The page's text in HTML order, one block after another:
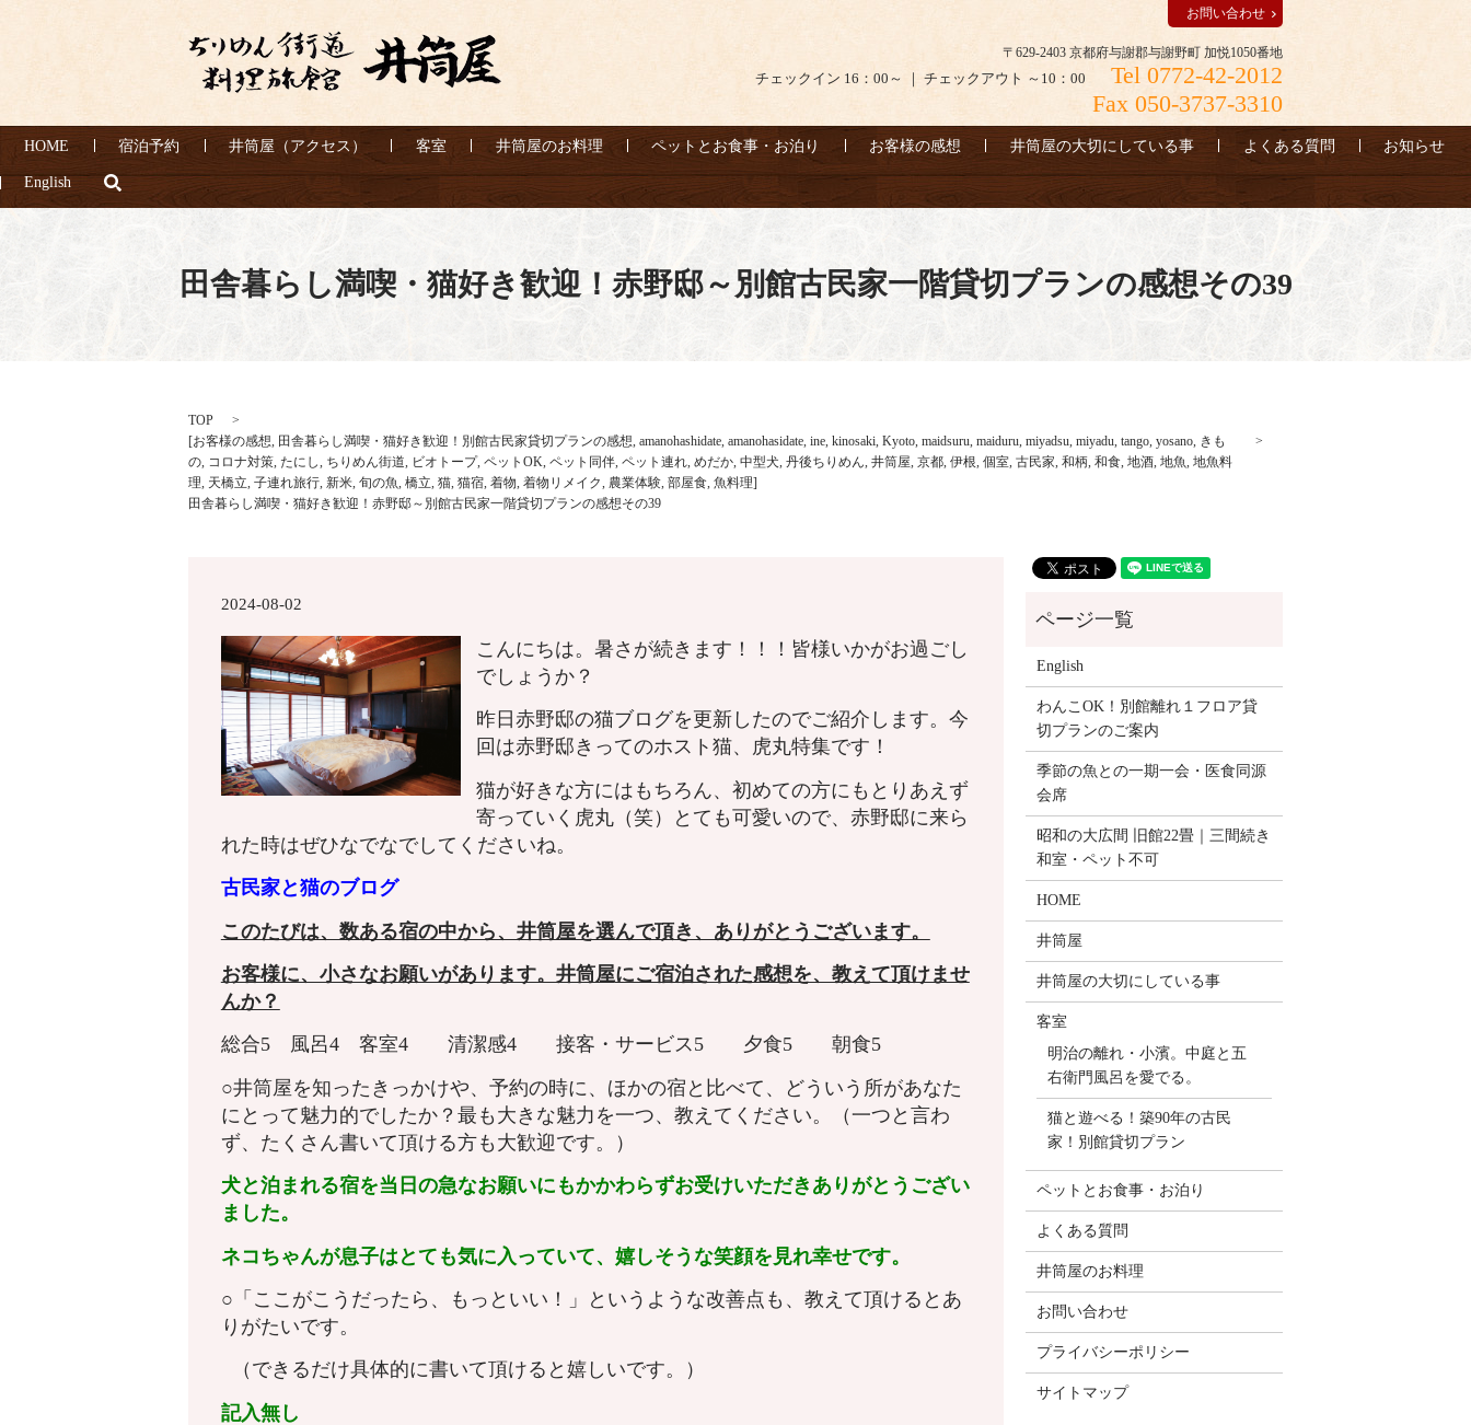
〒629-2403 京都府与謝郡与謝野町 加悦1050番地
チェックイン 16：00～ ｜ チェックアウト ～10：00
Tel 0772-42-2012
Fax 050-3737-3310
お問い合わせ
HOME 宿泊予約 井筒屋（アクセス） 客室 井筒屋のお料理 ペットとお食事・お泊り お客様の感想 井筒屋の大切にしている事 よくある質問 お知らせ
English
田舎暮らし満喫・猫好き歓迎！赤野邸～別館古民家一階貸切プランの感想その39
TOP
[お客様の感想, 田舎暮らし満喫・猫好き歓迎！別館古民家貸切プランの感想, amanohashidate, amanohasidate, ine, kinosaki, Kyoto, maidsuru, maiduru, miyadsu, miyadu, tango, yosano, きも
の, コロナ対策, たにし, ちりめん街道, ビオトープ, ペットOK, ペット同伴, ペット連れ, めだか, 中型犬, 丹後ちりめん, 井筒屋, 京都, 伊根, 個室, 古民家, 和柄, 和食, 地酒, 地魚, 地魚料
理, 天橋立, 子連れ旅行, 新米, 旬の魚, 橋立, 猫, 猫宿, 着物, 着物リメイク, 農業体験, 部屋食, 魚料理]
田舎暮らし満喫・猫好き歓迎！赤野邸～別館古民家一階貸切プランの感想その39
2024-08-02
こんにちは。暑さが続きます！！！皆様いかがお過ごし
でしょうか？
昨日赤野邸の猫ブログを更新したのでご紹介します。今
回は赤野邸きってのホスト猫、虎丸特集です！
猫が好きな方にはもちろん、初めての方にもとりあえず
寄っていく虎丸（笑）とても可愛いので、赤野邸に来ら
れた時はぜひなでなでしてくださいね。
古民家と猫のブログ
このたびは、数ある宿の中から、井筒屋を選んで頂き、ありがとうございます。
お客様に、小さなお願いがあります。井筒屋にご宿泊された感想を、教えて頂けませ
んか？
総合5 風呂4 客室4 清潔感4 接客・サービス5 夕食5 朝食5
○井筒屋を知ったきっかけや、予約の時に、ほかの宿と比べて、どういう所があなた
にとって魅力的でしたか？最も大きな魅力を一つ、教えてください。（一つと言わ
ず、たくさん書いて頂ける方も大歓迎です。）
犬と泊まれる宿を当日の急なお願いにもかかわらずお受けいただきありがとうござい
ました。
ネコちゃんが息子はとても気に入っていて、嬉しそうな笑顔を見れ幸せです。
○「ここがこうだったら、もっといい！」というような改善点も、教えて頂けるとあ
りがたいです。
（できるだけ具体的に書いて頂けると嬉しいです。）
記入無し
English
わんこOK！別館離れ１フロア貸
切プランのご案内
季節の魚との一期一会・医食同源
会席
昭和の大広間 旧館22畳｜三間続き
和室・ペット不可
HOME
井筒屋
井筒屋の大切にしている事
客室
明治の離れ・小濱。中庭と五
右衛門風呂を愛でる。
猫と遊べる！築90年の古民
家！別館貸切プラン
ペットとお食事・お泊り
よくある質問
井筒屋のお料理
お問い合わせ
プライバシーポリシー
サイトマップ